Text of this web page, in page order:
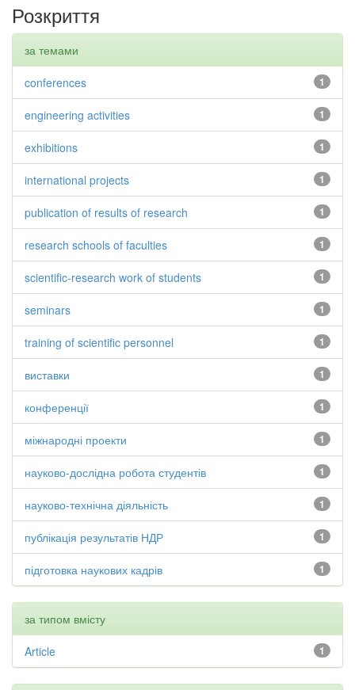
Розкриття
за темами
1
conferences
1
engineering activities
1
exhibitions
1
international projects
1
publication of results of research
1
research schools of faculties
1
scientific-research work of students
1
seminars
1
training of scientific personnel
1
виставки
1
конференції
1
міжнародні проекти
1
науково-дослідна робота студентів
1
науково-технічна діяльність
1
публікація результатів НДР
1
підготовка наукових кадрів
за типом вмісту
1
Article